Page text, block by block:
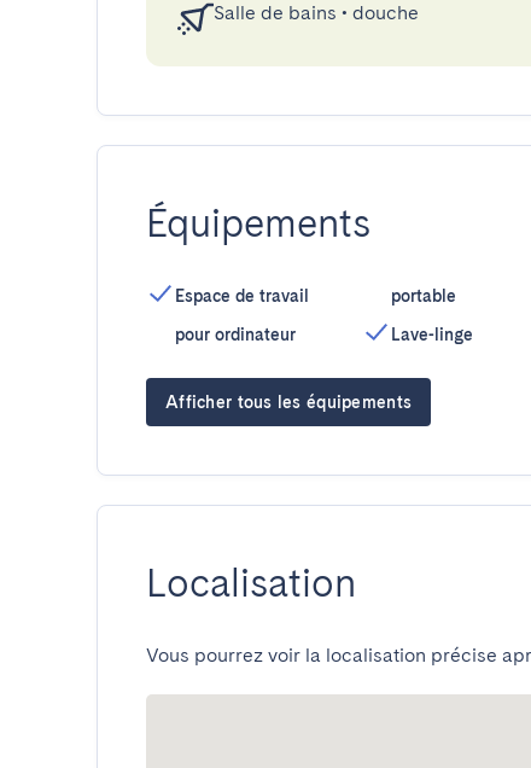
Salle de bains • douche
Équipements
Espace de travail
pour ordinateur
portable
Lave-linge
Afficher tous les équipements
Localisation
Vous pourrez voir la localisation précise